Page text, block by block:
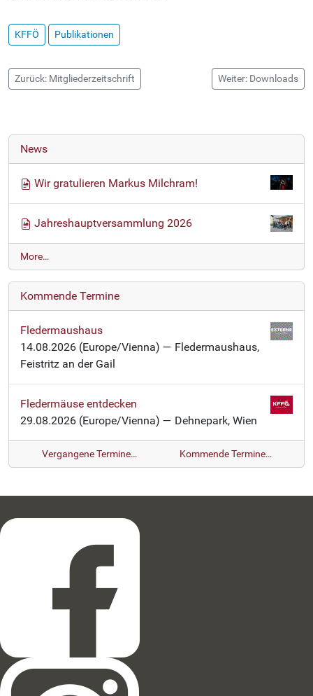
KFFÖ Publikationen
Zurück: Mitgliederzeitschrift Weiter: Downloads
News
Wir gratulieren Markus Milchram!
Jahreshauptversammlung 2026
N
e
w
s
-
More…
Kommende Termine
Fledermaushaus
14.08.2026 (Europe/Vienna) — Fledermaushaus,
Feistritz an der Gail
Fledermäuse entdecken
29.08.2026 (Europe/Vienna) — Dehnepark, Wien
Vergangene Termine… Kommende Termine…